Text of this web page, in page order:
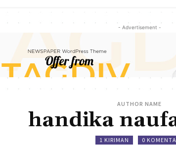
- Advertisement -
AUTHOR NAME
handika
1 KIRIMAN 0